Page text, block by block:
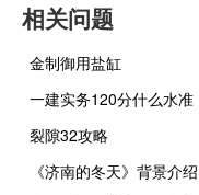
相关问题
金制御用盐缸
一建实务120分什么水准
裂隙32攻略
《济南的冬天》背景介绍